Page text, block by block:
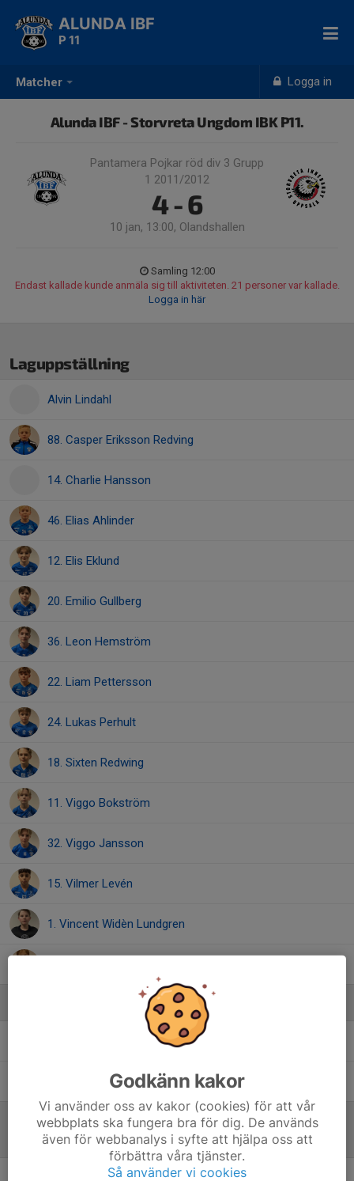
Matcher Logga in
ALUNDA IBF
P 11
Alunda IBF - Storvreta Ungdom IBK P11.
Pantamera Pojkar röd div 3 Grupp
1 2011/2012
4 - 6
10 jan, 13:00, Olandshallen
Samling 12:00
Endast kallade kunde anmäla sig till aktiviteten. 21 personer var kallade.
Logga in här
Laguppställning
Alvin Lindahl
88. Casper Eriksson Redving
14. Charlie Hansson
46. Elias Ahlinder
12. Elis Eklund
20. Emilio Gullberg
36. Leon Hemström
22. Liam Pettersson
24. Lukas Perhult
18. Sixten Redwing
11. Viggo Bokström
32. Viggo Jansson
15. Vilmer Levén
1. Vincent Widèn Lundgren
Jonas AhlinderTränare
Referat
Godkänn kakor
Vi använder oss av kakor (cookies) för att vår
webbplats ska fungera bra för dig. De används
även för webbanalys i syfte att hjälpa oss att
förbättra våra tjänster.
Så använder vi cookies